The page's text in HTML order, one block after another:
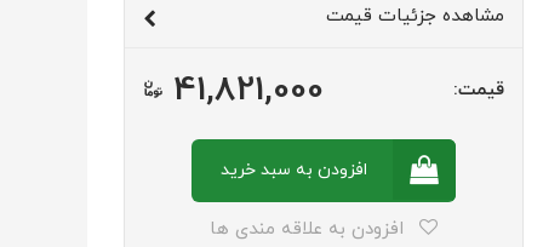
مشاهده جزئیات قیمت
قیمت: 41,821,000
افزودن به سبدخرید
افزودن به علاقه مندی ها